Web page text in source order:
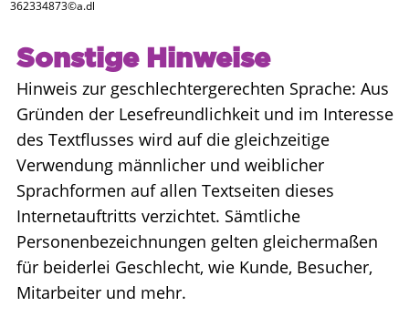
362334873©a.dl
Sonstige Hinweise
Hinweis zur geschlechtergerechten Sprache: Aus
Gründen der Lesefreundlichkeit und im Interesse
des Textflusses wird auf die gleichzeitige
Verwendung männlicher und weiblicher
Sprachformen auf allen Textseiten dieses
Internetauftritts verzichtet. Sämtliche
Personenbezeichnungen gelten gleichermaßen
für beiderlei Geschlecht, wie Kunde, Besucher,
Mitarbeiter und mehr.